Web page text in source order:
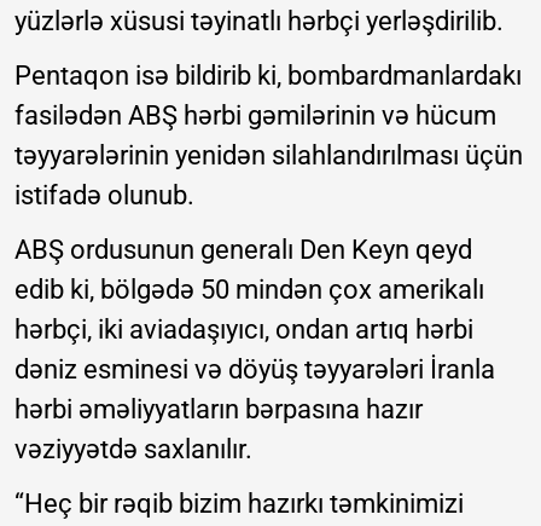
yüzlərlə xüsusi təyinatlı hərbçi yerləşdirilib.
Pentaqon isə bildirib ki, bombardmanlardakı
fasilədən ABŞ hərbi gəmilərinin və hücum
təyyarələrinin yenidən silahlandırılması üçün
istifadə olunub.
ABŞ ordusunun generalı Den Keyn qeyd
edib ki, bölgədə 50 mindən çox amerikalı
hərbçi, iki aviadaşıyıcı, ondan artıq hərbi
dəniz esminesi və döyüş təyyarələri İranla
hərbi əməliyyatların bərpasına hazır
vəziyyətdə saxlanılır.
“Heç bir rəqib bizim hazırkı təmkinimizi